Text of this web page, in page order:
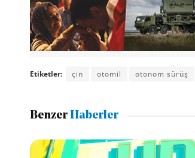
Etiketler: çin otomil otonom sürüş
BenzerHaberler